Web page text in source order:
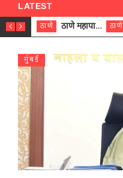
LATEST
ठाणे ठाणे महापालिकेच्या नऊ प्रभाग समित्यांवर अध्यक्ष विराजमान ठाणे
मुंबई